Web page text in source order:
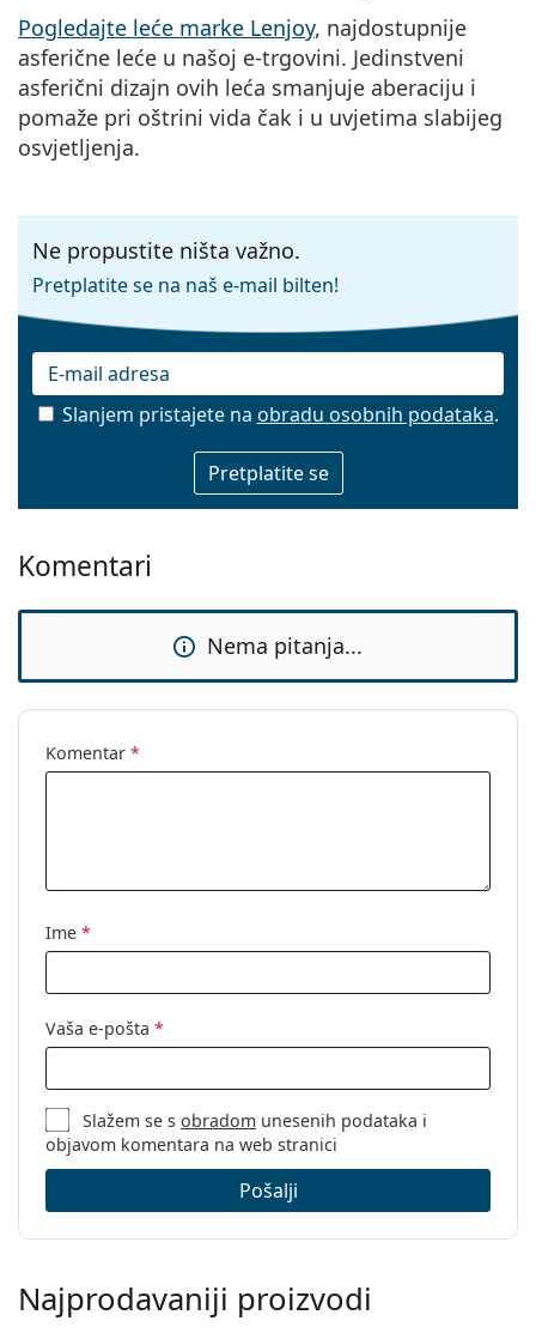
Pogledajte leće marke Lenjoy, najdostupnije
asferične leće u našoj e-trgovini. Jedinstveni
asferični dizajn ovih leća smanjuje aberaciju i
pomaže pri oštrini vida čak i u uvjetima slabijeg
osvjetljenja.
Ne propustite ništa važno.
Pretplatite se na naš e-mail bilten!
Slanjem pristajete na obradu osobnih podataka.
Komentari
Nema pitanja...
Komentar *
Ime *
Vaša e-pošta *
Slažem se sobradom unesenih podataka i
objavom komentara na web stranici
Pošalji
Najprodavaniji proizvodi